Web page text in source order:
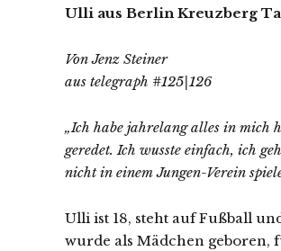
Ulli aus Berlin Kreuzberg
Von Jenz Steiner
aus telegraph #125|126
„Ich habe jahrelang alles in mich
geredet. Ich wusste einfach, ich
nicht in einem Jungen-Verein
Ulli ist 18, steht auf Fußball
wurde als Mädchen geboren,